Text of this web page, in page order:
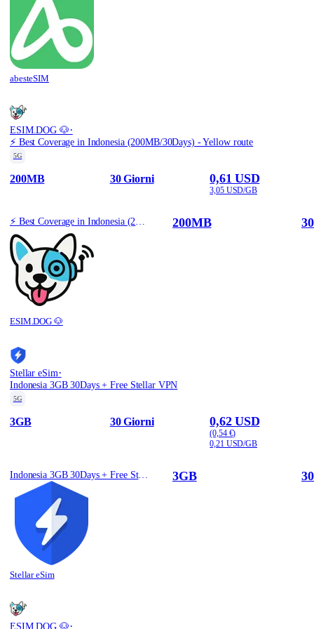
abesteSIM
ESIM.DOG 🐶·
⚡️ Best Coverage in Indonesia (200MB/30Days) - Yellow route
5G
200MB 30 Giorni 0,61 USD
3,05 USD/GB
ESIM.DOG 🐶
200MB
Stellar eSim·
Indonesia 3GB 30Days + Free Stellar VPN
5G
3GB 30 Giorni 0,62 USD
(0,54 €)
0,21 USD/GB
Indonesia 3GB 30Days + Free Stellar VPN
Stellar eSim
3GB
ESIM.DOG 🐶·